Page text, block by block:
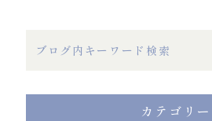
カテゴリー